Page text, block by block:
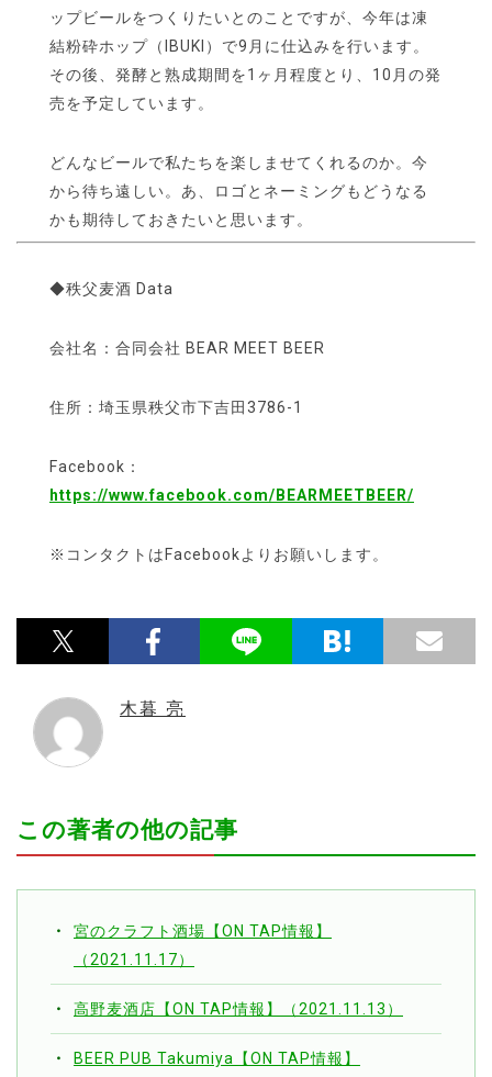
ップビールをつくりたいとのことですが、今年は凍
結粉砕ホップ（IBUKI）で9月に仕込みを行います。
その後、発酵と熟成期間を1ヶ月程度とり、10月の発
売を予定しています。
どんなビールで私たちを楽しませてくれるのか。今
から待ち遠しい。あ、ロゴとネーミングもどうなる
かも期待しておきたいと思います。
◆秩父麦酒 Data
会社名：合同会社 BEAR MEET BEER
住所：埼玉県秩父市下吉田3786-1
Facebook：
https://www.facebook.com/BEARMEETBEER/
※コンタクトはFacebookよりお願いします。
木暮 亮
この著者の他の記事
宮のクラフト酒場【ON TAP情報】
（2021.11.17）
高野麦酒店【ON TAP情報】（2021.11.13）
BEER PUB Takumiya【ON TAP情報】